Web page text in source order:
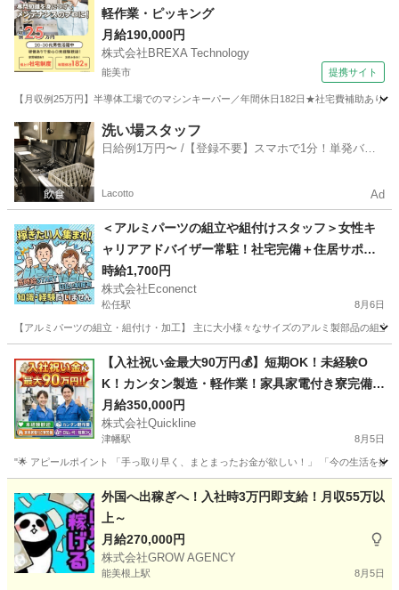
軽作業・ピッキング
月給190,000円
株式会社BREXA Technology
能美市 提携サイト
【月収例25万円】半導体工場でのマシンキーパー／年間休日182日★社宅費補助あり
石川 能美市 その他
洗い場スタッフ
日給例1万円〜 /【登録不要】スマホで1分！単発バイ
Lacotto Ad
＜アルミパーツの組立や組付けスタッフ＞女性キ
ャリアアドバイザー常駐！社宅完備＋住居サポー
トあり
時給1,700円
株式会社Econenct
松任駅 8月6日
【アルミパーツの組立・組付け・加工】 主に大小様々なサイズのアルミ製部品の組
松任駅 工場 スタッフ
【入社祝い金最大90万円💰】短期OK！未経験O
K！カンタン製造・軽作業！家具家電付き寮完備
🏠
月給350,000円
株式会社Quickline
津幡駅 8月5日
"🌟 アピールポイント 「手っ取り早く、まとまったお金が欲しい！」 「今の生活を抜
津幡駅 工場 時給
外国へ出稼ぎへ！入社時3万円即支給！月収55万以
上～
月給270,000円
株式会社GROW AGENCY
能美根上駅 8月5日